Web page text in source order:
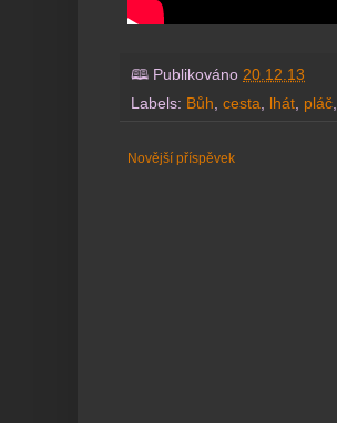
🕮 Publikováno 20.12.13
Labels: Bůh, cesta, lhát, pláč,
Novější příspěvek